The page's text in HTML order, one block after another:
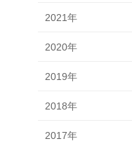
2021年
2020年
2019年
2018年
2017年